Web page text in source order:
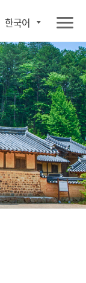
한국어